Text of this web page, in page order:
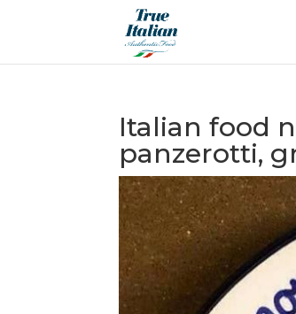
Italian food
panzerotti,